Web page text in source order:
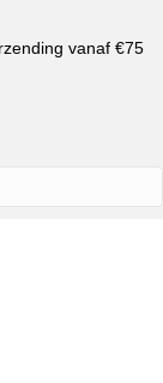
vanaf €75